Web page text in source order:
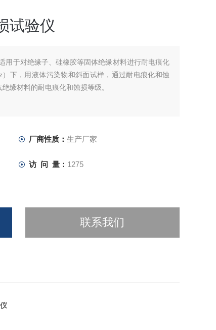
试验仪
用于对绝缘子、硅橡胶等固体绝缘材料进行耐电痕化
下，用液体污染物和斜面试样，通过耐电痕化和蚀
缘材料的耐电痕化和蚀损等级。
厂商性质： 生产厂家
访 问 量： 1275
联系我们